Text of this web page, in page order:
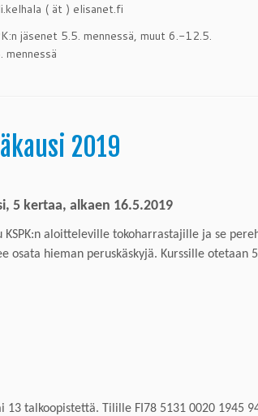
( ät ) elisanet.fi
jäsenet 5.5. mennessä, muut 6.-12.5.
mennessä
2019
5 kertaa, alkaen 16.5.2019
KSPK:n aloitteleville tokoharrastajille ja se
osata hieman peruskäskyjä. Kurssille otetaan 5
13 talkoopistettä. Tilille FI78 5131 0020 1945